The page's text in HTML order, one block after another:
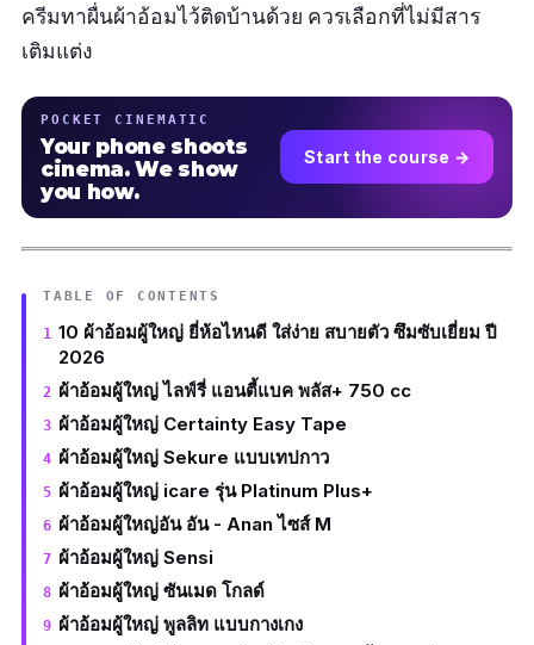
ครีมทาผื่นผ้าอ้อมไว้ติดบ้านด้วย ควรเลือกที่ไม่มีสาร
เติมแต่ง
POCKET CINEMATIC
Your phone shoots
cinema. We show
you how.
Start the course →
TABLE OF CONTENTS
10 ผ้าอ้อมผู้ใหญ่ ยี่ห้อไหนดี ใส่ง่าย สบายตัว ซึมซับเยี่ยม ปี
2026
ผ้าอ้อมผู้ใหญ่ ไลฟ์รี่ แอนตี้แบค พลัส+ 750 cc
ผ้าอ้อมผู้ใหญ่ Certainty Easy Tape
ผ้าอ้อมผู้ใหญ่ Sekure แบบเทปกาว
ผ้าอ้อมผู้ใหญ่ icare รุ่น Platinum Plus+
ผ้าอ้อมผู้ใหญ่อัน อัน - Anan ไซส์ M
ผ้าอ้อมผู้ใหญ่ Sensi
ผ้าอ้อมผู้ใหญ่ ซันเมด โกลด์
ผ้าอ้อมผู้ใหญ่ พูลลิท แบบกางเกง